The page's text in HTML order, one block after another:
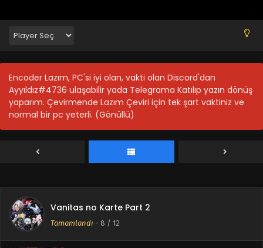
Encoder Lazım, PC'si iyi olan, vakti olan Discord'dan
Ayyıldız#4736 ulaşabilir yada Telegrama Katılıp yazın dönüş
yaparım. Çevirmende Lazım Çeviri için tek şart vaktiniz ve
normal bir pc yeterli. (Gönüllü)
Vanitas no Karte Part 2
Tamamlandı - 8 / 12
Vanitas no Karte Part 2 12. Bölüm – Final
Blm 12 - Temmuz 16, 2023
Vanitas no Karte Part 2 11. Bölüm
Vanitas no Karte Part 2 10. Bölüm
Blm 10 - Vanitas no Karte Part 2 10. Bölüm - Mart 20, 2022